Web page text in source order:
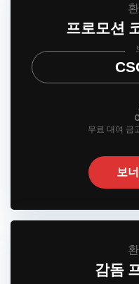
프로모션
무료 대여 금
보
감돔